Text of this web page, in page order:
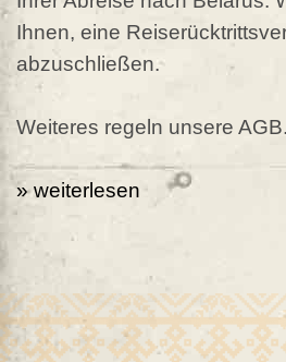
Ihnen, eine
abzuschließen.
Weiteres regeln unsere AGB.
» weiterlesen